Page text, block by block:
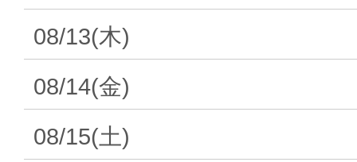
08/13(木)
08/14(金)
08/15(土)